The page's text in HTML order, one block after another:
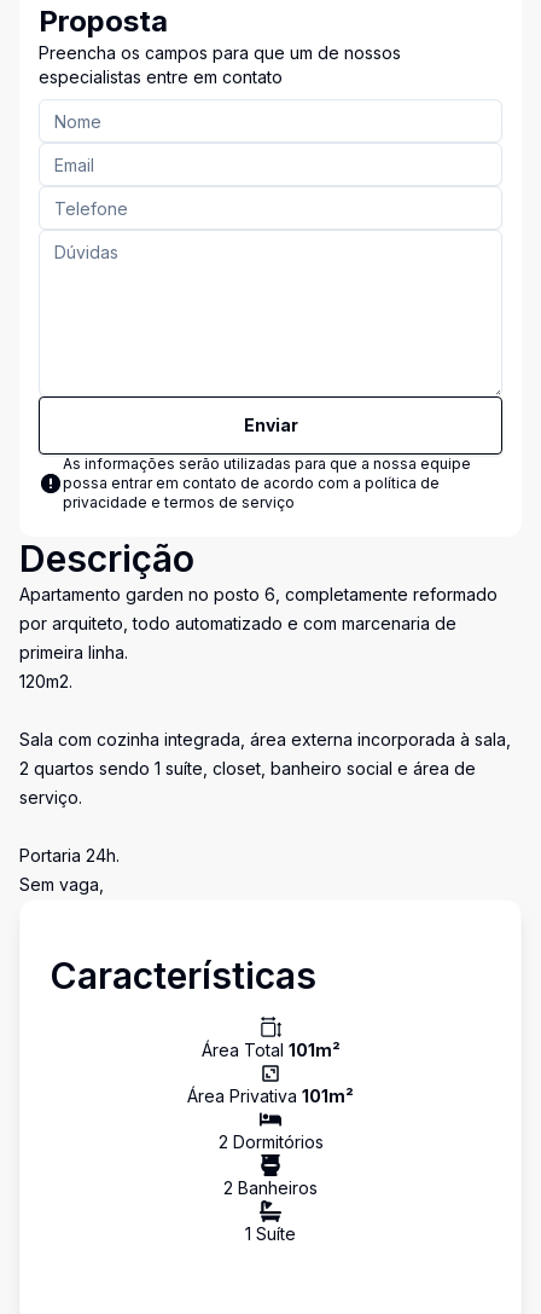
Proposta
Preencha os campos para que um de nossos
especialistas entre em contato
Enviar
As informações serão utilizadas para que a nossa equipe
possa entrar em contato de acordo com a política de
privacidade e termos de serviço
Descrição
Apartamento garden no posto 6, completamente reformado
por arquiteto, todo automatizado e com marcenaria de
primeira linha.
120m2.
Sala com cozinha integrada, área externa incorporada à sala,
2 quartos sendo 1 suíte, closet, banheiro social e área de
serviço.
Portaria 24h.
Sem vaga,
Características
Área Total 101m²
Área Privativa 101m²
2 Dormitórios
2 Banheiros
1 Suíte